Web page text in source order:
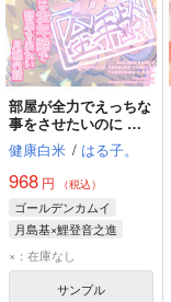
部屋が全力でえっちな
事をさせたいのに 絶
対に全年齢で部屋を出
たい月鯉の話
健康白米 / はる子。
968 円 （税込）
ゴールデンカムイ
月島基×鯉登音之進
月島基
鯉登音之進
×：在庫なし
サンプル